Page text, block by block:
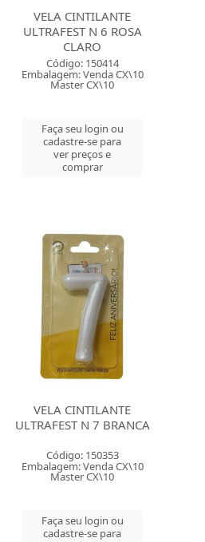
VELA CINTILANTE
ULTRAFEST N 6 ROSA
CLARO
Código: 150414
Embalagem: Venda CX\10
Master CX\10
Faça seu login ou
cadastre-se para
ver preços e
comprar
VELA CINTILANTE
ULTRAFEST N 7 BRANCA
Código: 150353
Embalagem: Venda CX\10
Master CX\10
Faça seu login ou
cadastre-se para